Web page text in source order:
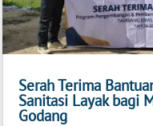
Serah Terima
Sanitasi Layak bagi
Godang